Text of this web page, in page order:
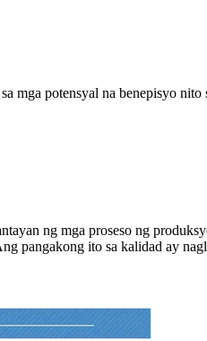
mga potensyal na benepisyo nito
ng mga proseso ng
pangakong ito sa kalidad ay